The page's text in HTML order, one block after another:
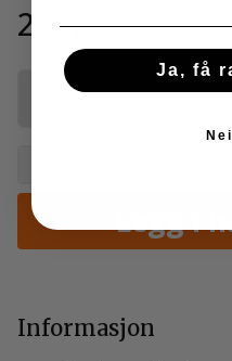
249,-
Informasjon
Ja, få